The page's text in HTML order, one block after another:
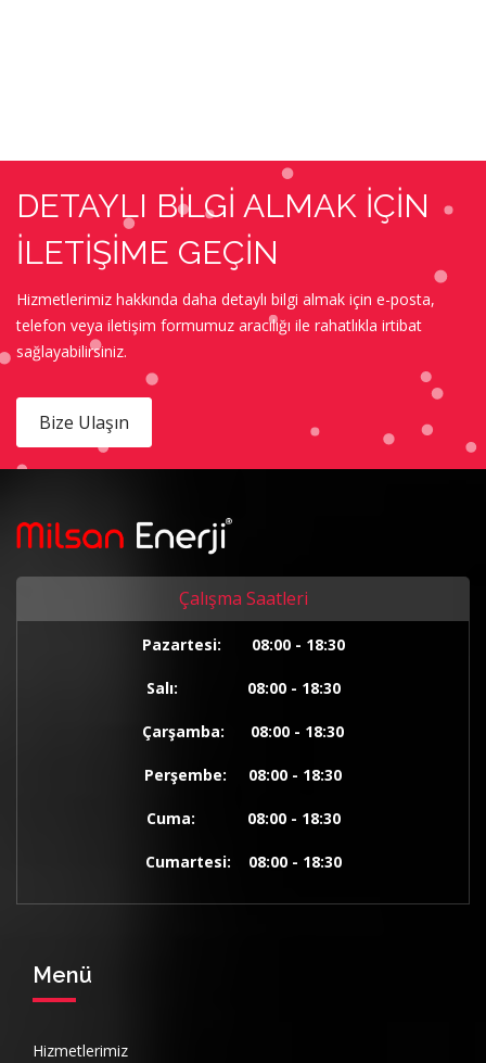
DETAYLI BİLGİ ALMAK İÇİN
İLETİŞİME GEÇİN
Hizmetlerimiz hakkında daha detaylı bilgi almak için e-posta,
telefon veya iletişim formumuz aracılığı ile rahatlıkla irtibat
sağlayabilirsiniz.
Bize Ulaşın
Çalışma Saatleri
Pazartesi: 08:00 - 18:30
Salı: 08:00 - 18:30
Çarşamba: 08:00 - 18:30
Perşembe: 08:00 - 18:30
Cuma: 08:00 - 18:30
Cumartesi: 08:00 - 18:30
Menü
Hizmetlerimiz